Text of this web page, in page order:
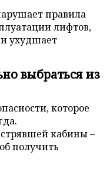
правила
лифтов,
ухудшает
выбраться из
которое
кабины –
получить